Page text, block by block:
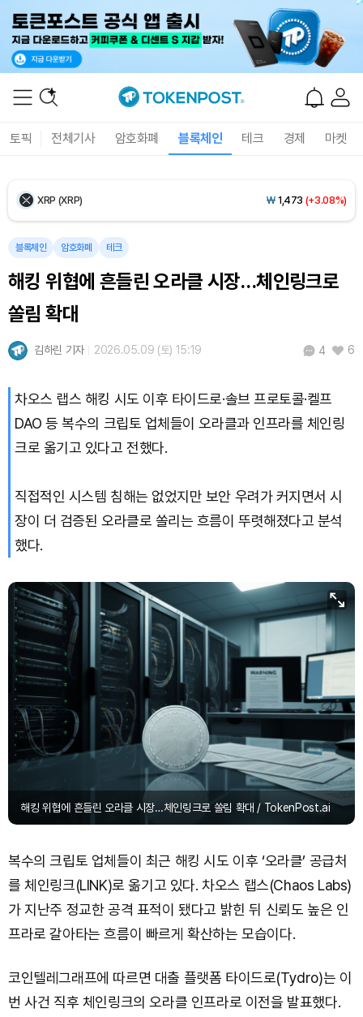
토픽 전체기사 암호화폐 블록체인 테크 경제 마켓
Ethereum (ETH) ₩2,709,243(+0.87%)
XRP (XRP) ₩ 1,473 (+3.08%)
Solana (SOL)
TRON (TRX) ₩462.8(+0.43%)
Hyperliquid (HYPE)
Bitcoin (BTC) ₩ 91,643,050(+0.80%)
블록체인 암호화폐 테크
해킹 위협에 흔들린 오라클 시장…체인링크로
쏠림 확대
김하린 기자 2026.05.09 (토) 15:19 4 6
차오스 랩스 해킹 시도 이후 타이드로·솔브 프로토콜·켈프
DAO 등 복수의 크립토 업체들이 오라클과 인프라를 체인링
크로 옮기고 있다고 전했다.
직접적인 시스템 침해는 없었지만 보안 우려가 커지면서 시
장이 더 검증된 오라클로 쏠리는 흐름이 뚜렷해졌다고 분석
했다.
해킹 위협에 흔들린 오라클 시장…체인링크로 쏠림 확대 / TokenPost.ai
복수의 크립토 업체들이 최근 해킹 시도 이후 ‘오라클’ 공급처
를 체인링크(LINK)로 옮기고 있다. 차오스 랩스(Chaos Labs)
가 지난주 정교한 공격 표적이 됐다고 밝힌 뒤 신뢰도 높은 인
프라로 갈아타는 흐름이 빠르게 확산하는 모습이다.
코인텔레그래프에 따르면 대출 플랫폼 타이드로(Tydro)는 이
번 사건 직후 체인링크의 오라클 인프라로 이전을 발표했다.